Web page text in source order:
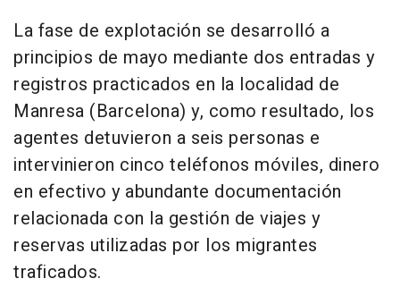
La fase de explotación se desarrolló a
principios de mayo mediante dos entradas y
registros practicados en la localidad de
Manresa (Barcelona) y, como resultado, los
agentes detuvieron a seis personas e
intervinieron cinco teléfonos móviles, dinero
en efectivo y abundante documentación
relacionada con la gestión de viajes y
reservas utilizadas por los migrantes
traficados.